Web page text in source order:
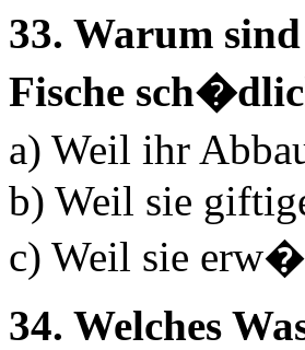
33. Warum
Fische
a) Weil ihr
b) Weil sie
c) Weil sie
34. Welches